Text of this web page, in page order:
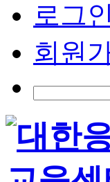
로그인
회원